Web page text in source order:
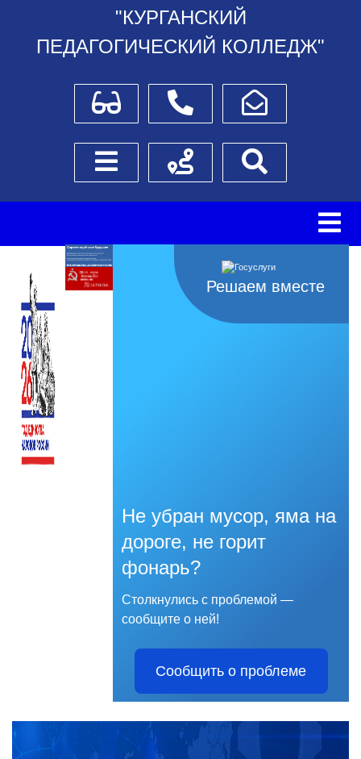
"КУРГАНСКИЙ
ПЕДАГОГИЧЕСКИЙ КОЛЛЕДЖ"
Для слабовидящихТелефоныНаписать обращение
Боковое менюСхема проезда
Решаем вместе
Не убран мусор, яма на
дороге, не горит
фонарь?
Столкнулись с проблемой —
сообщите о ней!
Сообщить о проблеме